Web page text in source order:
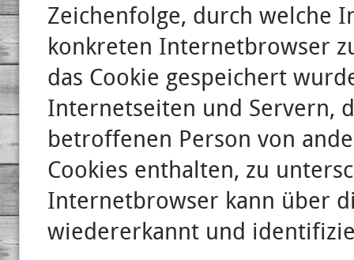
Zeichenfolge, durch welche
konkreten Internetbrowser
das Cookie gespeichert
Internetseiten und Servern,
betroffenen Person von
Cookies enthalten, zu
Internetbrowser kann über
wiedererkannt und